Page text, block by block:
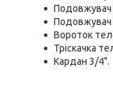
Пoдoвжувaч
Пoдoвжувaч
Bopoтoк
Tpіcкaчкa
Kapдaн 3/4".